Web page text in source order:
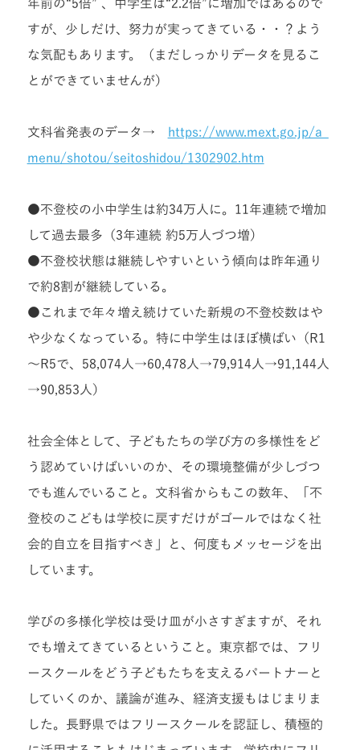
年前の“5倍” 、中学生は“2.2倍”に増加ではあるので
すが、少しだけ、努力が実ってきている・・？よう
な気配もあります。（まだしっかりデータを見るこ
とができていませんが）
文科省発表のデータ→
https://www.mext.go.jp/a_
menu/shotou/seitoshidou/1302902.htm
●不登校の小中学生は約34万人に。11年連続で増加
して過去最多（3年連続 約5万人づつ増）
●不登校状態は継続しやすいという傾向は昨年通り
で約8割が継続している。
●これまで年々増え続けていた新規の不登校数はや
や少なくなっている。特に中学生はほぼ横ばい（R1
～R5で、58,074人→60,478人→79,914人→91,144人
→90,853人）
社会全体として、子どもたちの学び方の多様性をど
う認めていけばいいのか、その環境整備が少しづつ
でも進んでいること。文科省からもこの数年、「不
登校のこどもは学校に戻すだけがゴールではなく社
会的自立を目指すべき」と、何度もメッセージを出
しています。
学びの多様化学校は受け皿が小さすぎますが、それ
でも増えてきているということ。東京都では、フリ
ースクールをどう子どもたちを支えるパートナーと
していくのか、議論が進み、経済支援もはじまりま
した。長野県ではフリースクールを認証し、積極的